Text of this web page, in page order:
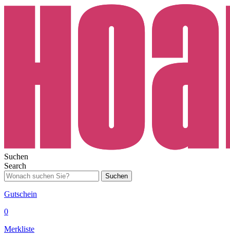
Suchen
Search
Suchen
Gutschein
0
Merkliste